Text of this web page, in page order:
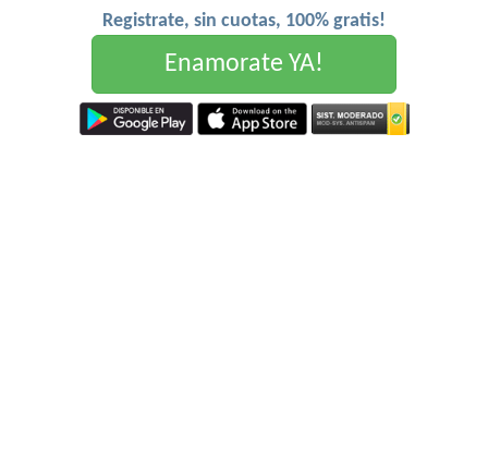
Registrate, sin cuotas, 100% gratis!
Enamorate YA!